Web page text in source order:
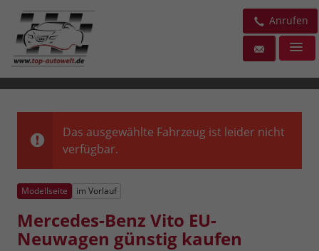
Anrufen
Das ausgewählte Fahrzeug ist leider nicht
verfügbar.
Modellseite im Vorlauf
Mercedes-Benz Vito EU-
Neuwagen günstig kaufen